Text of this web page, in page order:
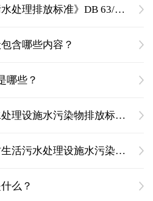
放标准》DB 63/T 1777—2020
含哪些内容？
哪些？
污染物排放标准》DB46/483-2019
处理设施水污染物排放标准》
么？